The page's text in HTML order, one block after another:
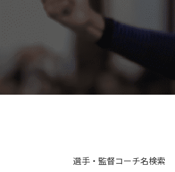
選手・監督コーチ名検索